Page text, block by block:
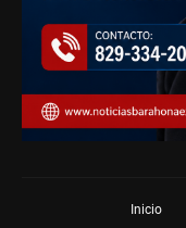
Inicio